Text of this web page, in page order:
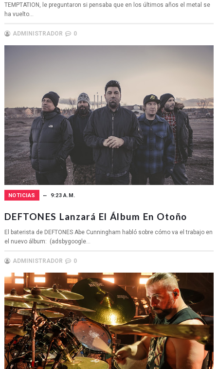
TEMPTATION, le preguntaron si pensaba que en los últimos años el metal se
ha vuelto...
ADMINISTRADOR 0
NOTICIAS 9:23 A.M.
DEFTONES Lanzará El Álbum En Otoño
El baterista de DEFTONES Abe Cunningham habló sobre cómo va el trabajo en
el nuevo álbum: (adsbygoogle...
ADMINISTRADOR 0